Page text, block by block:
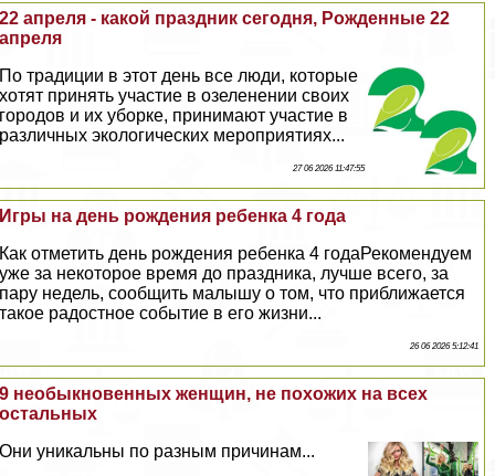
22 апреля - какой праздник сегодня, Рожденные 22
апреля
По традиции в этот день все люди, которые
хотят принять участие в озеленении своих
городов и их уборке, принимают участие в
различных экологических мероприятиях...
27 06 2026 11:47:55
Игры на день рождения ребенка 4 года
Как отметить день рождения ребенка 4 годаРекомендуем
уже за некоторое время до праздника, лучше всего, за
пару недель, сообщить малышу о том, что приближается
такое радостное событие в его жизни...
26 06 2026 5:12:41
9 необыкновенных женщин, не похожих на всех
остальных
Они уникальны по разным причинам...